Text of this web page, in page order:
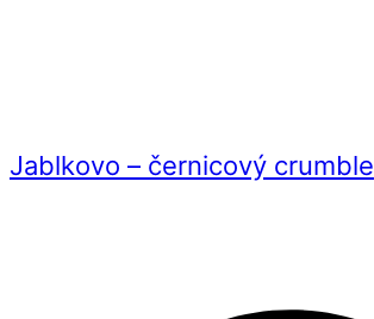
Jablkovo – černicový crumble